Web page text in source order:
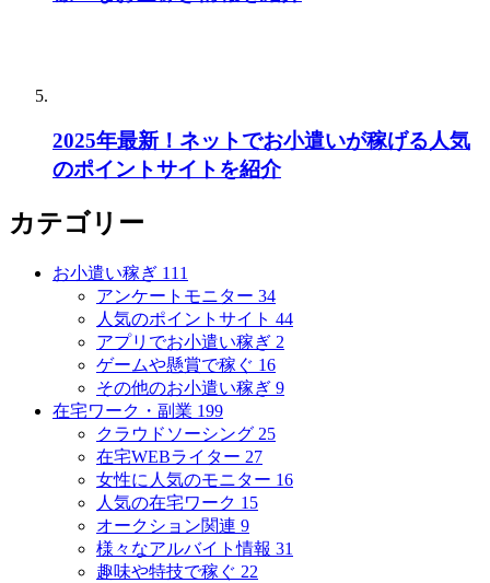
2025年最新！ネットでお小遣いが稼げる人気
のポイントサイトを紹介
カテゴリー
お小遣い稼ぎ 111
アンケートモニター 34
人気のポイントサイト 44
アプリでお小遣い稼ぎ 2
ゲームや懸賞で稼ぐ 16
その他のお小遣い稼ぎ 9
在宅ワーク・副業 199
クラウドソーシング 25
在宅WEBライター 27
女性に人気のモニター 16
人気の在宅ワーク 15
オークション関連 9
様々なアルバイト情報 31
趣味や特技で稼ぐ 22